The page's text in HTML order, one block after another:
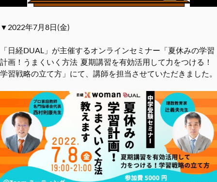
▼2022年7月8日(金)
「日経DUAL」が主催するオンラインセミナー「夏休みの学習
計画！うまくいく方法 夏期講習を有効活用して力をつける！
学習戦略の立て方」にて、講師を担当させていただきました。